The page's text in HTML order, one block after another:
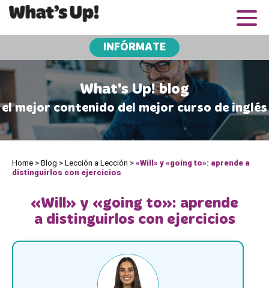
INFÓRMATE
What's Up! blog
el mejor contenido del mejor curso de inglés
Home > Blog > Lección a Lección > «Will» y «going to»: aprende a
distinguirlos con ejercicios
«Will» y «going to»: aprende
a distinguirlos con ejercicios